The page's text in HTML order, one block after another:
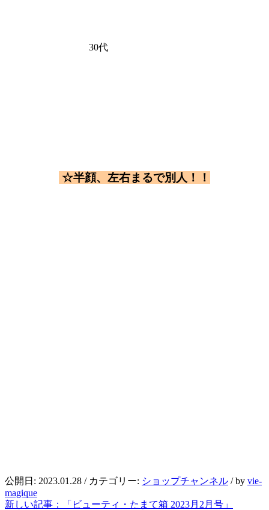
30代
☆半顔、左右まるで別人！！
公開日: 2023.01.28 / カテゴリー: ショップチャンネル /by vie-
magique
新しい記事：
「ビューティ・たまて箱 2023月2月号」